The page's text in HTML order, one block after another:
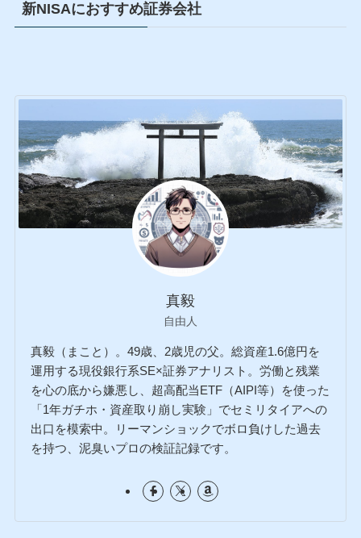
新NISAにおすすめ証券会社
真毅
自由人
真毅（まこと）。49歳、2歳児の父。総資産1.6億円を
運用する現役銀行系SE×証券アナリスト。労働と残業
を心の底から嫌悪し、超高配当ETF（AIPI等）を使った
「1年ガチホ・資産取り崩し実験」でセミリタイアへの
出口を模索中。リーマンショックでボロ負けした過去
を持つ、泥臭いプロの検証記録です。